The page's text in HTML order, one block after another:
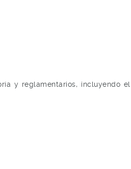
y reglamentarios, incluyendo el